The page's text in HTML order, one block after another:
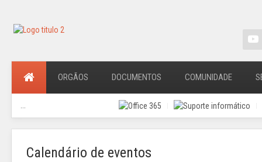
ORGÃOS DOCUMENTOS COMUNIDADE
Calendário de eventos